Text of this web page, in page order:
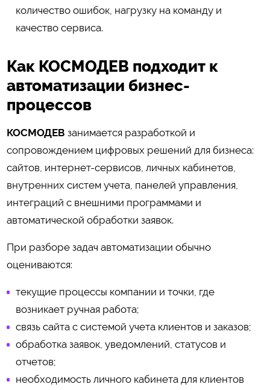
количество ошибок, нагрузку на команду и
качество сервиса.
Как КОСМОДЕВ подходит к
автоматизации бизнес-
процессов
КОСМОДЕВ занимается разработкой и
сопровождением цифровых решений для бизнеса:
сайтов, интернет-сервисов, личных кабинетов,
внутренних систем учета, панелей управления,
интеграций с внешними программами и
автоматической обработки заявок.
При разборе задач автоматизации обычно
оцениваются:
текущие процессы компании и точки, где
возникает ручная работа;
связь сайта с системой учета клиентов и заказов;
обработка заявок, уведомлений, статусов и
отчетов;
необходимость личного кабинета для клиентов